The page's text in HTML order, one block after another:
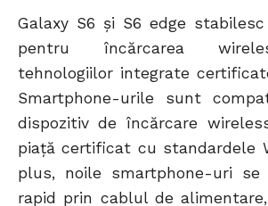
Galaxy S6 și S6 edge
pentru încărcarea
tehnologiilor integrate
Smartphone-urile sunt
dispozitiv de încărcare
piață certificat cu standardele
plus, noile smartphone-uri se
rapid prin cablul de